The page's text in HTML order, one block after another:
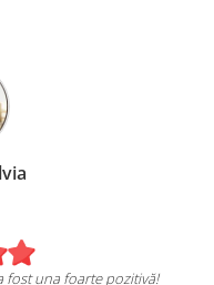
fost una foarte pozitivă!